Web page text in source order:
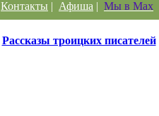
Контакты | Афиша | Мы в Max
Рассказы троицких писателей